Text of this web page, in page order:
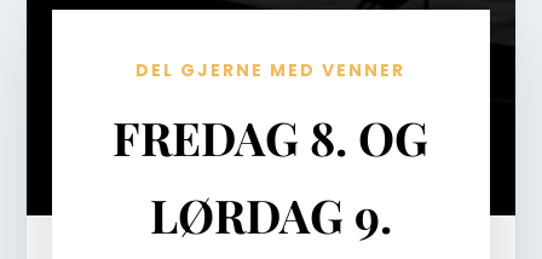
DEL GJERNE MED VENNER
FREDAG 8. OG
LØRDAG 9.